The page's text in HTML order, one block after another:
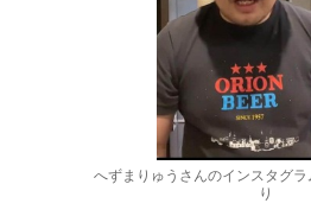
へずまりゅうさんのインスタグ
り